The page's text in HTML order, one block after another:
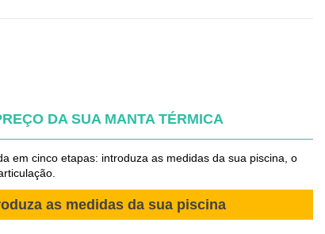
DA SUA MANTA TÉRMICA
em cinco etapas: introduza as medidas da sua piscina, o
as medidas da sua piscina